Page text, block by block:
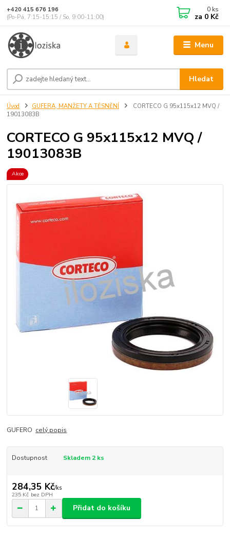
Menu
Hledat
+420 415 676 196
(Po-Pá, 7:15-15:15 / So, 9:00-11:00)
0 ks
za 0 Kč
Úvod GUFERA, MANŽETY A TĚSNĚNÍ
CORTECO G 95x115x12 MVQ /
19013083B
CORTECO G 95x115x12 MVQ /
19013083B
Akce
GUFERO celý popis
Dostupnost Skladem 2 ks
284,35 Kč/ks
235 Kč bez DPH
Přidat do košíku